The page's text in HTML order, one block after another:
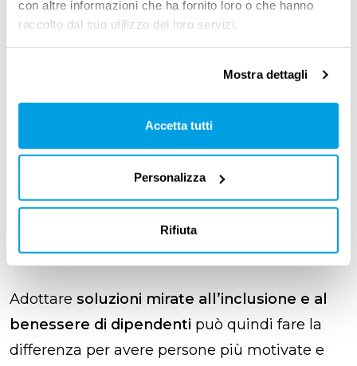
con altre informazioni che ha fornito loro o che hanno
raccolto dal suo utilizzo dei loro servizi.
Mostra dettagli
Accetta tutti
Personalizza
Rifiuta
Come segnalato anche dall’Employer Brand
di Randstad
, al primo posto tra
i driver più importanti nella scelta di un datore
atmosfera piacevole
posto unbuon work life balance.
Adottare soluzioni mirate all’inclusione e al
benessere di dipendenti può quindi fare la
differenza per avere persone più motivate e